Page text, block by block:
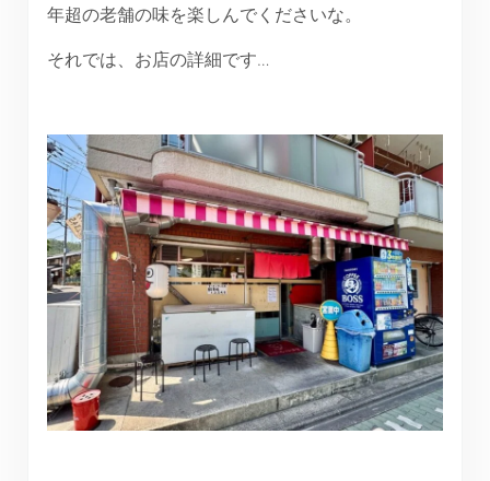
年超の老舗の味を楽しんでくださいな。
それでは、お店の詳細です…